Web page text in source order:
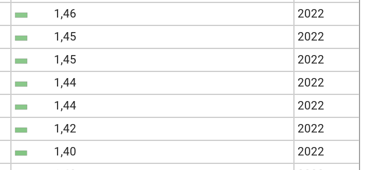
1,46
2022
1,45
2022
1,45
2022
1,44
2022
1,44
2022
1,42
2022
1,40
2022